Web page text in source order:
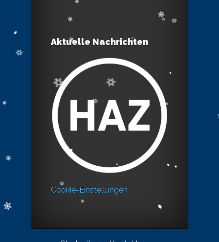
Aktuelle Nachrichten
Cookie-Einstellungen